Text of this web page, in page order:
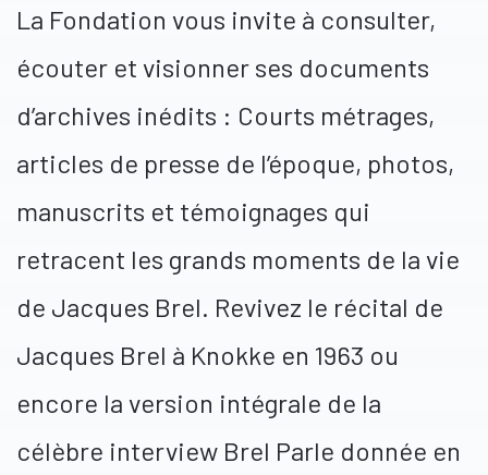
La Fondation vous invite à consulter,
écouter et visionner ses documents
d’archives inédits : Courts métrages,
articles de presse de l’époque, photos,
manuscrits et témoignages qui
retracent les grands moments de la vie
de Jacques Brel. Revivez le récital de
Jacques Brel à Knokke en 1963 ou
encore la version intégrale de la
célèbre interview Brel Parle donnée en